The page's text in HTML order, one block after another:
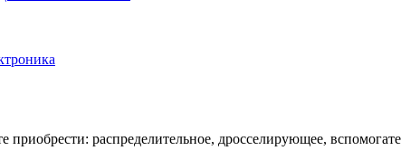
распределительное, дросселирующее,